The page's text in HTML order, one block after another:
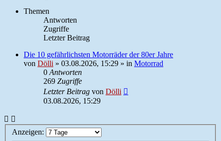
Themen
Antworten
Zugriffe
Letzter Beitrag
Die 10 gefährlichsten Motorräder der 80er Jahre
von Dölli » 03.08.2026, 15:29 » in Motorrad
0 Antworten
269 Zugriffe
Letzter Beitrag von Dölli
03.08.2026, 15:29
Anzeigen: